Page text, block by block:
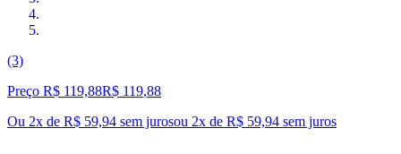
(3)
Preço R$ 119,88R$ 119,88
Ou 2x de R$ 59,94 sem jurosou 2x de R$ 59,94 sem juros